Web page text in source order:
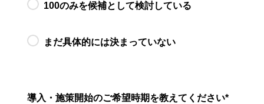
100のみを候補として検討している
まだ具体的には決まっていない
導入・施策開始のご希望時期を教えてください*